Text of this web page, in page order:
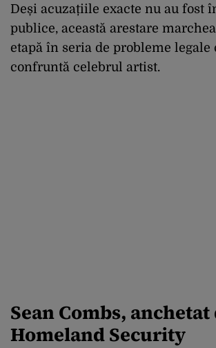
Deși acuzațiile exacte nu au fost
publice, această arestare
etapă în seria de probleme legale
confruntă celebrul artist.
Sean Combs, anchetat
Homeland Security